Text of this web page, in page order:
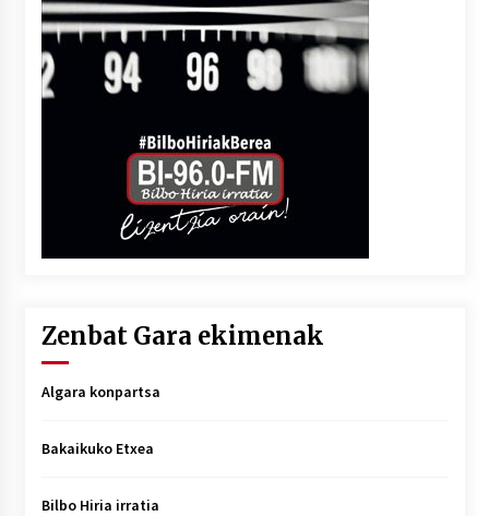
Zenbat Gara ekimenak
Algara konpartsa
Bakaikuko Etxea
Bilbo Hiria irratia